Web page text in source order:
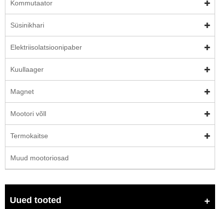
Kommutaator
Süsinikhari
Elektriisolatsioonipaber
Kuullaager
Magnet
Mootori võll
Termokaitse
Muud mootoriosad
Uued tooted